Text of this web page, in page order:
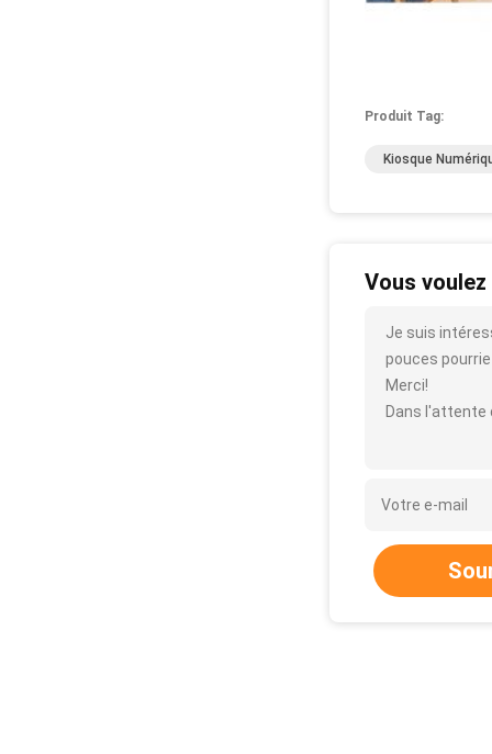
Produit Tag:
Kiosque
Vous
Je suis
pouces
Merci!
Dans l'attente